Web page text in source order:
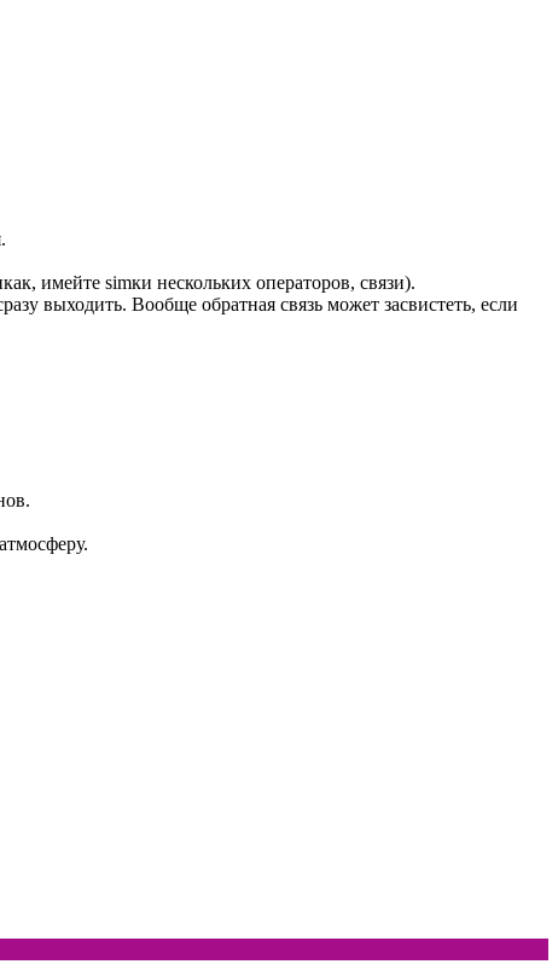
имейте simки нескольких операторов, связи).
выходить. Вообще обратная связь может засвистеть, если